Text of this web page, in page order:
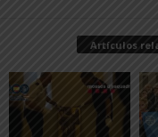
Artículos